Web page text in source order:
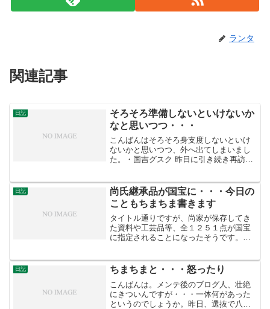
ランタ
関連記事
日記
そろそろ準備しないといけないか
なと思いつつ・・・
こんばんはそろそろ身支度しないといけ
ないかと思いつつ、外へ出てしまいまし
た。・国吉グスク 昨日に引き続き再訪、
の新垣グスク、やはり失敗・・・・仲間
グスク 拝所が多いで...
日記
尚氏継承品が国宝に・・・今日の
こともちまちま書きます
タイトル通りですが、尚家が保存してき
た資料や工芸品等、全１２５１点が国宝
に指定されることになったそうです。尚
命や文化財も失われましたが、これらの
資料や文化財は尚家...
日記 ちまちまと・・・怒ったり
こんばんは。メンテ後のブログ人、壮絶
にきついんですが・・・一体何があった
というのでしょうか。昨日、選抜で八重